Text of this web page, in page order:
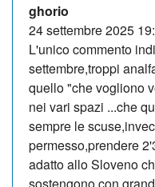
ghorio
24 settembre 2025
L'unico commento
settembre,troppi
quello "che vogliono
nei vari spazi ...che
sempre le
permesso,prendere
adatto allo Sloveno
sostengono con